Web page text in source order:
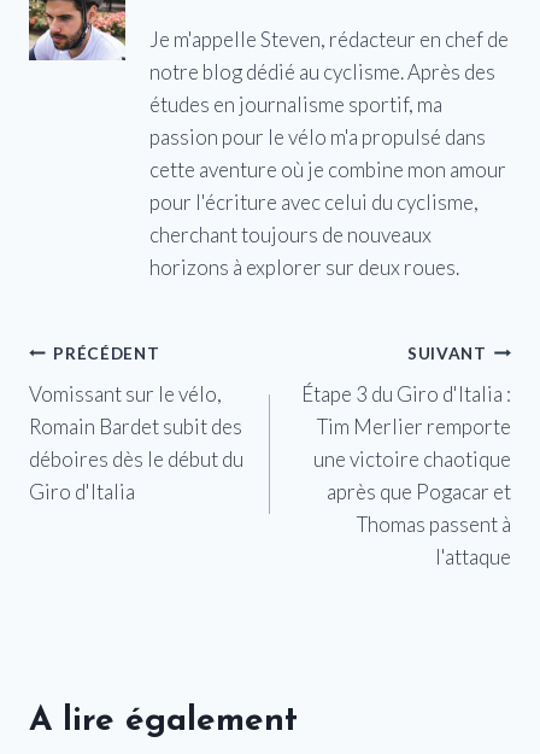
Je m'appelle Steven, rédacteur en chef de
notre blog dédié au cyclisme. Après des
études en journalisme sportif, ma
passion pour le vélo m'a propulsé dans
cette aventure où je combine mon amour
pour l'écriture avec celui du cyclisme,
cherchant toujours de nouveaux
horizons à explorer sur deux roues.
Navigation
de
l’article
PRÉCÉDENT
Vomissant sur le vélo,
Romain Bardet subit des
déboires dès le début du
Giro d'Italia
SUIVANT
Étape 3 du Giro d'Italia :
Tim Merlier remporte
une victoire chaotique
après que Pogacar et
Thomas passent à
l'attaque
A lire également